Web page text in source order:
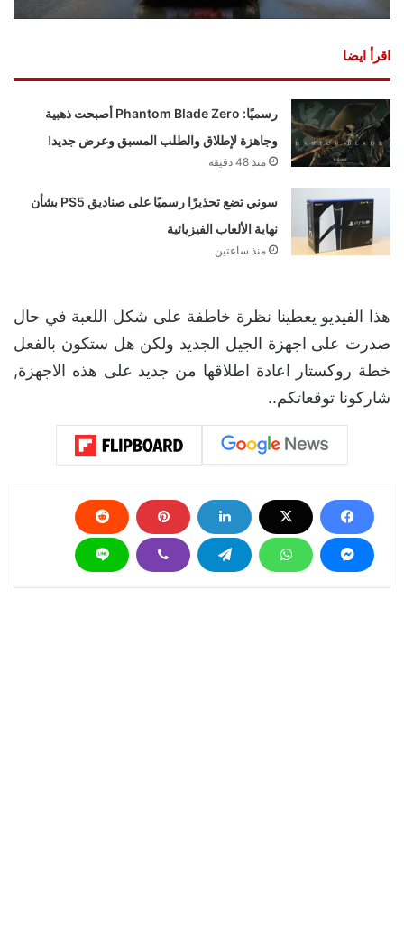
اقرأ ايضا
رسميًا: Phantom Blade Zero أصبحت ذهبية
وجاهزة لإطلاق والطلب المسبق وعرض جديد!
منذ 48 دقيقة
سوني تضع تحذيرًا رسميًا على صناديق PS5 بشأن
نهاية الألعاب الفيزيائية
منذ ساعتين
هذا الفيديو يعطينا نظرة خاطفة على شكل اللعبة في حال
صدرت على اجهزة الجيل الجديد ولكن هل ستكون بالفعل
خطة روكستار اعادة اطلاقها من جديد على هذه الاجهزة,
شاركونا توقعاتكم..